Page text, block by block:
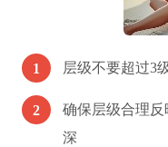
1 层级不要超过3
2
确保层级合理反
深